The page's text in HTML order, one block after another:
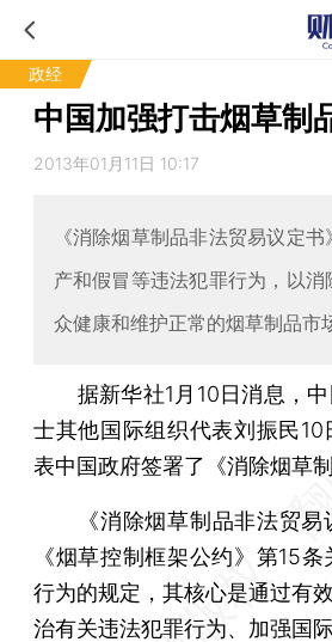
政经
中国加强打击烟草制
2013年01月11日 10:17
《消除烟草制品非法贸易议定
产和假冒等违法犯罪行为，以
众健康和维护正常的烟草制品市
据新华社1月10日消息，中
士其他国际组织代表刘振民
表中国政府签署了《消除烟草
《消除烟草制品非法贸易
《烟草控制框架公约》第15
行为的规定，其核心是通过有
治有关违法犯罪行为、加强国